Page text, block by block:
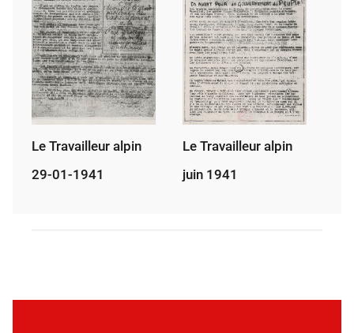
Le Travailleur alpin
29-01-1941
Le Travailleur alpin
juin 1941